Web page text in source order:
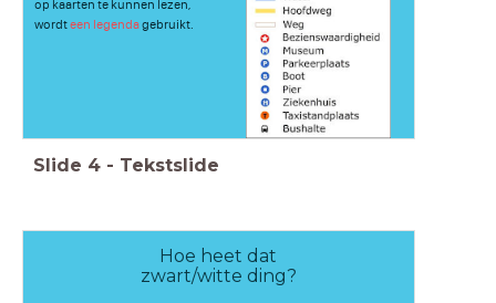
op kaarten te kunnen lezen,
wordteen legendagebruikt.
Slide 4 - Tekstslide
Hoe heet dat
zwart/witte ding?